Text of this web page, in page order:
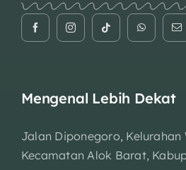
Mengenal Lebih Dekat
Jalan Diponegoro, Kelurahan
Kecamatan Alok Barat,